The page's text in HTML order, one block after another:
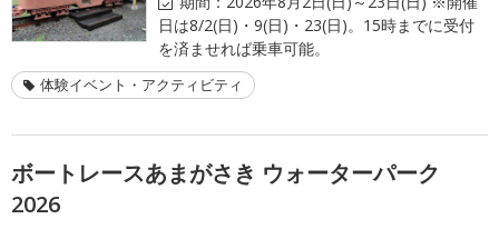
日は8/2(日)・9(日)・23(日)。15時までに受付
を済ませれば乗車可能。
体験イベント・アクティビティ
ボートレースあまがさき ウォーターパーク
2026